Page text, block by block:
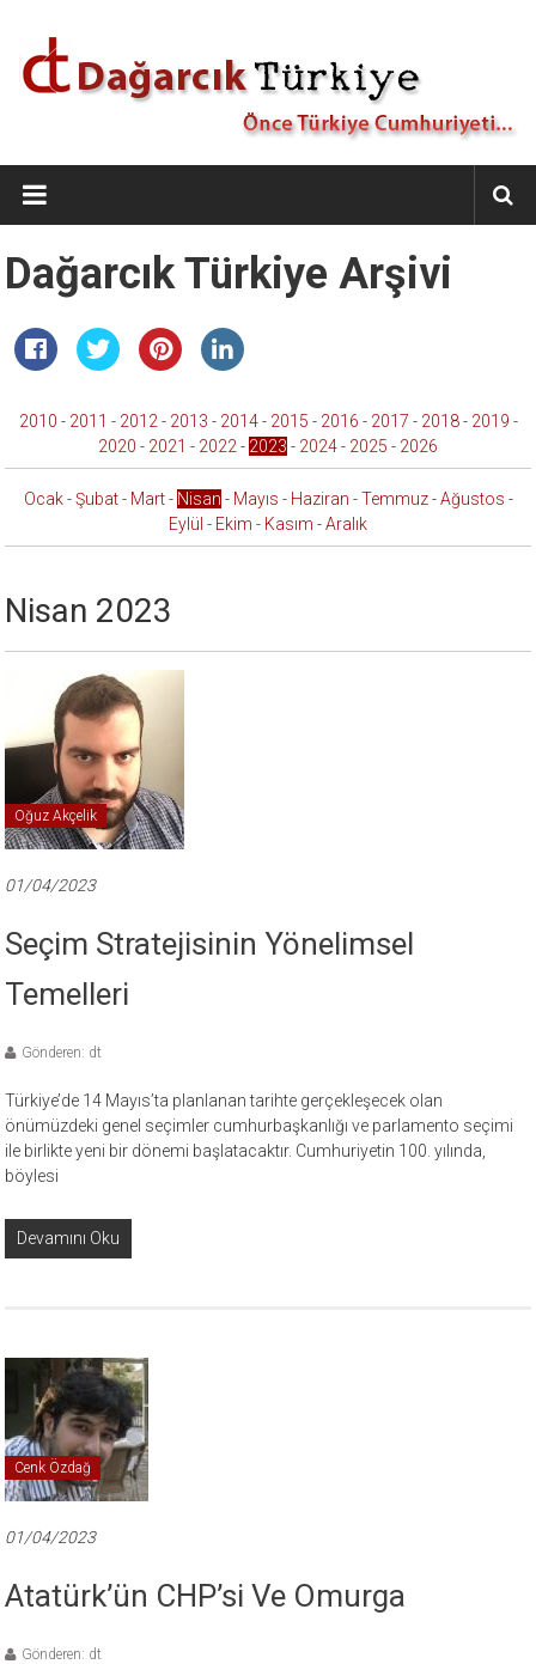
Dağarcık
Türkiye
Önce
Türkiye
Dağarcık Türkiye Arşivi
2010 - 2011 - 2012 - 2013 - 2014- 2015 - 2016 - 2017 - 2018- 2019 -
2020 - 2021 - 2022 - 2023 - 2024- 2025 - 2026
Ocak-Şubat- Mart- Nisan - Mayıs - Haziran -Temmuz-Ağustos -
Eylül - Ekim - Kasım -Aralık
Nisan 2023
Oğuz Akçelik
01/04/2023
Seçim Stratejisinin Yönelimsel
Temelleri
Gönderen: dt
Türkiye’de 14 Mayıs’ta planlanan tarihte gerçekleşecek olan
önümüzdeki genel seçimler cumhurbaşkanlığı ve parlamento seçimi
ile birlikte yeni bir dönemi başlatacaktır. Cumhuriyetin 100. yılında,
böylesi
Devamını Oku
Cenk Özdağ
01/04/2023
Atatürk’ün CHP’si Ve Omurga
Gönderen: dt